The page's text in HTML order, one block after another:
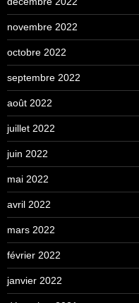
novembre 2022
octobre 2022
septembre 2022
août 2022
juillet 2022
juin 2022
mai 2022
avril 2022
mars 2022
février 2022
janvier 2022